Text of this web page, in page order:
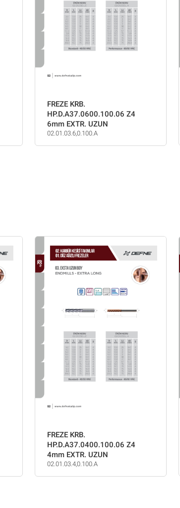
FREZE KRB.
HP.D.A37.0600.100.06 Z4
6mm EXTR. UZUN
02.01.03.6,0.100.A
FREZE KRB.
HP.D.A37.0400.100.06 Z4
4mm EXTR. UZUN
02.01.03.4,0.100.A